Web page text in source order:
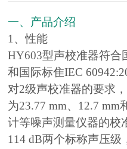
一、产品介绍
1、性能
HY603型声校准器符合
和国际标隹IEC
对2级声校准器的要求
为23.77 mm、12.7 mm
计等噪声测量仪器的校
114 dB两个标称声压